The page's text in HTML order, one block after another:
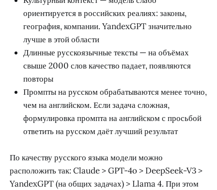
ориентируется в российских реалиях: законы,
география, компании. YandexGPT значительно
лучше в этой области
Длинные русскоязычные тексты — на объёмах
свыше 2000 слов качество падает, появляются
повторы
Промпты на русском обрабатываются менее точно,
чем на английском. Если задача сложная,
формулировка промпта на английском с просьбой
ответить на русском даёт лучший результат
По качеству русского языка модели можно
расположить так: Claude > GPT-4o > DeepSeek-V3 >
YandexGPT (на общих задачах) > Llama 4. При этом